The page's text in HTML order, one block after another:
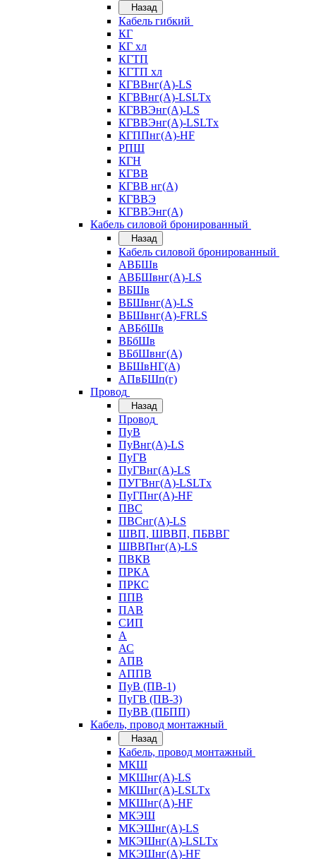
Назад
Кабель гибкий
КГ
КГ хл
КГТП
КГТП хл
КГВВнг(А)-LS
КГВВнг(А)-LSLTx
КГВВЭнг(А)-LS
КГВВЭнг(А)-LSLTx
КГППнг(А)-HF
РПШ
КГН
КГВВ
КГВВ нг(А)
КГВВЭ
КГВВЭнг(А)
Кабель силовой бронированный
Назад
Кабель силовой бронированный
АВБШв
АВБШвнг(А)-LS
ВБШв
ВБШвнг(А)-LS
ВБШвнг(А)-FRLS
АВБбШв
ВБбШв
ВБбШвнг(А)
ВБШвНГ(А)
АПвБШп(г)
Провод
Назад
Провод
ПуВ
ПуВнг(А)-LS
ПуГВ
ПуГВнг(А)-LS
ПУГВнг(А)-LSLTx
ПуГПнг(А)-HF
ПВС
ПВСнг(А)-LS
ШВП, ШВВП, ПБВВГ
ШВВПнг(А)-LS
ПВКВ
ПРКА
ПРКС
ППВ
ПАВ
СИП
А
АС
АПВ
АППВ
ПуВ (ПВ-1)
ПуГВ (ПВ-3)
ПуВВ (ПБПП)
Кабель, провод монтажный
Назад
Кабель, провод монтажный
МКШ
МКШнг(А)-LS
МКШнг(А)-LSLTx
МКШнг(А)-HF
МКЭШ
МКЭШнг(А)-LS
МКЭШнг(А)-LSLTx
МКЭШнг(А)-HF